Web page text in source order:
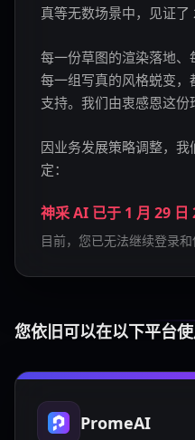
真等无数场景中，见证了
每一份草图的渲染落地、
每一组写真的风格蜕变
支持。我们由衷感恩这份
因业务发展策略调整，
定：
神采 AI 已于 1 月 29 日
目前，您已无法继续登录
您依旧可以在以下平台
PromeAI